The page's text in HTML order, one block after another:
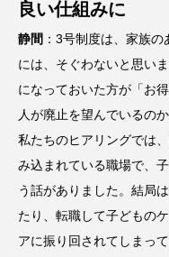
良い仕組みに
静間 ：3号制度は、家族
には、そぐわないと思い
になっておいた方が「お
人が廃止を望んでいるの
私たちのヒアリングでは
み込まれている職場で、
う話がありました。結局
たり、転職して子どもの
アに振り回されてしまって